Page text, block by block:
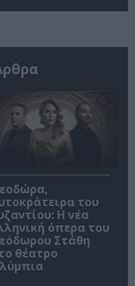
του
Η νέα
όπερα του
Στάθη
θέατρο